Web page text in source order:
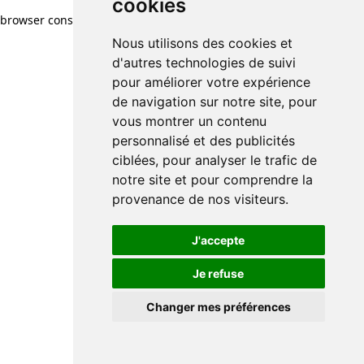
cookies
Nous utilisons des cookies et
d'autres technologies de suivi
pour améliorer votre expérience
de navigation sur notre site, pour
vous montrer un contenu
personnalisé et des publicités
ciblées, pour analyser le trafic de
notre site et pour comprendre la
provenance de nos visiteurs.
J'accepte
Je refuse
Changer mes préférences
browser console for more information)